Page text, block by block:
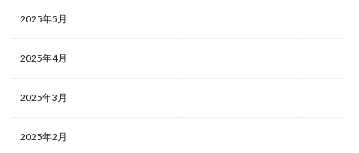
2025年5月
2025年4月
2025年3月
2025年2月